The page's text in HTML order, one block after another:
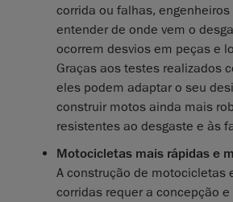
corrida ou falhas,
entender de onde vem o
ocorrem desvios em peças e
Graças aos testes realizados
eles podem adaptar o seu
construir motos ainda mais
resistentes ao desgaste e às
Motocicletas mais rápidas e
A construção de motocicletas
corridas requer a concepção